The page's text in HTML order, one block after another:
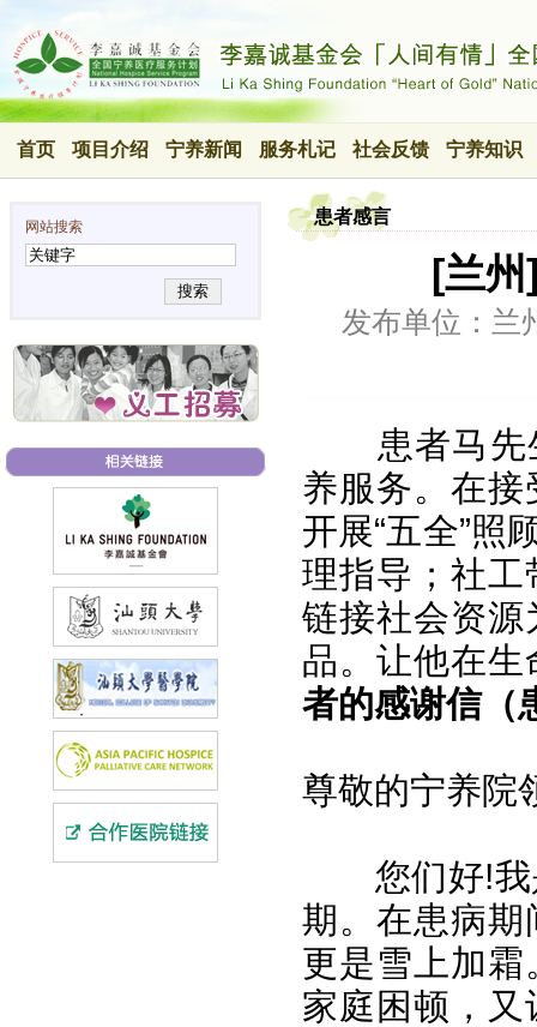
首页 项目介绍 宁养新闻 服务札记 社会反馈 宁养知识
网站搜索
搜索
患者感言
[兰州
发布单位：兰
患者马
养服务。在
开展“五全”照
理指导；社
链接社会资
品。让他在
者的感谢信（
尊敬的宁养院
您们好!
期。在患病
更是雪上加
家庭困顿，